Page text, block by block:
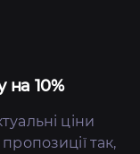
на 10%
ціни
так,